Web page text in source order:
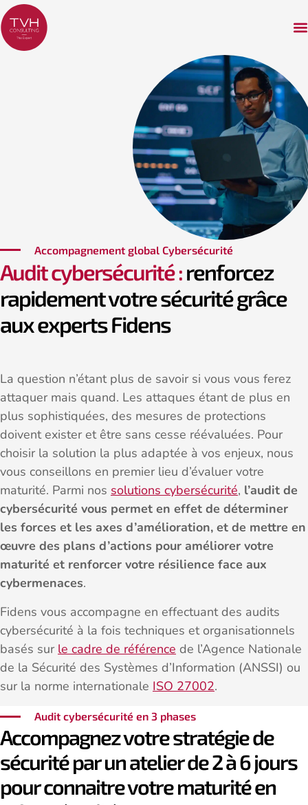
Accompagnement global Cybersécurité
Audit cybersécurité :renforcez
rapidement votre sécurité grâce
aux experts Fidens
La question n’étant plus de savoir si vous vous ferez
attaquer mais quand. Les attaques étant de plus en
plus sophistiquées, des mesures de protections
doivent exister et être sans cesse réévaluées. Pour
choisir la solution la plus adaptée à vos enjeux, nous
vous conseillons en premier lieu d’évaluer votre
maturité. Parmi nos solutions cybersécurité, l’audit de
cybersécurité vous permet en effet de déterminer
les forces et les axes d’amélioration, et de mettre en
œuvre des plans d’actions pour améliorer votre
maturité et renforcer votre résilience face aux
cybermenaces.
Fidens vous accompagne en effectuant des audits
cybersécurité à la fois techniques et organisationnels
basés sur le cadre de référence de l’Agence Nationale
de la Sécurité des Systèmes d’Information (ANSSI) ou
sur la norme internationale ISO 27002.
Audit cybersécurité en 3 phases
Accompagnez votre stratégie de
sécurité par un atelier de 2 à 6 jours
pour connaitre votre maturité en